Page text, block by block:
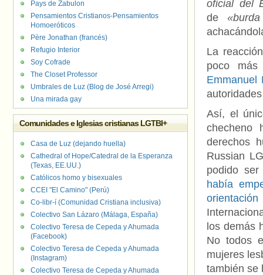
oficial del
de
La
poco más
Emmanuel
Así, el
checheno
derechos
Russian
podido
había
orientación
los demás
No todos
mujeres
también se
Pays de Zabulon
Pensamientos Cristianos-Pensamientos
Homoeróticos
Père Jonathan (francés)
Refugio Interior
Soy Cofrade
The Closet Professor
Umbrales de Luz (Blog de José Arregi)
Una mirada gay
Comunidades e Iglesias cristianas LGTBI+
Casa de Luz (dejando huella)
Cathedral of Hope/Catedral de la Esperanza
(Texas, EE.UU.)
Católicos homo y bisexuales
CCEI "El Camino" (Perú)
Co-libr-í (Comunidad Cristiana inclusiva)
Colectivo San Lázaro (Málaga, España)
Colectivo Teresa de Cepeda y Ahumada
(Facebook)
Colectivo Teresa de Cepeda y Ahumada
(Instagram)
Colectivo Teresa de Cepeda y Ahumada